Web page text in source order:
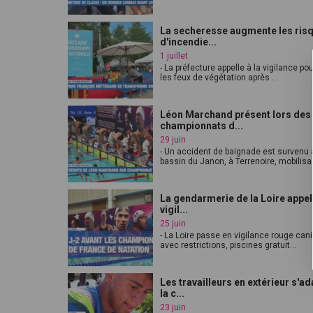
La secheresse augmente les
d'incendie...
1 juillet
- La préfecture appelle à la vigilance
les feux de végétation après ...
Léon Marchand présent lors des
championnats d...
29 juin
- Un accident de baignade est survenu
bassin du Janon, à Terrenoire, mobilisa...
La gendarmerie de la Loire
vigil...
25 juin
- La Loire passe en vigilance rouge
avec restrictions, piscines gratuit...
Les travailleurs en extérieur
la c...
23 juin